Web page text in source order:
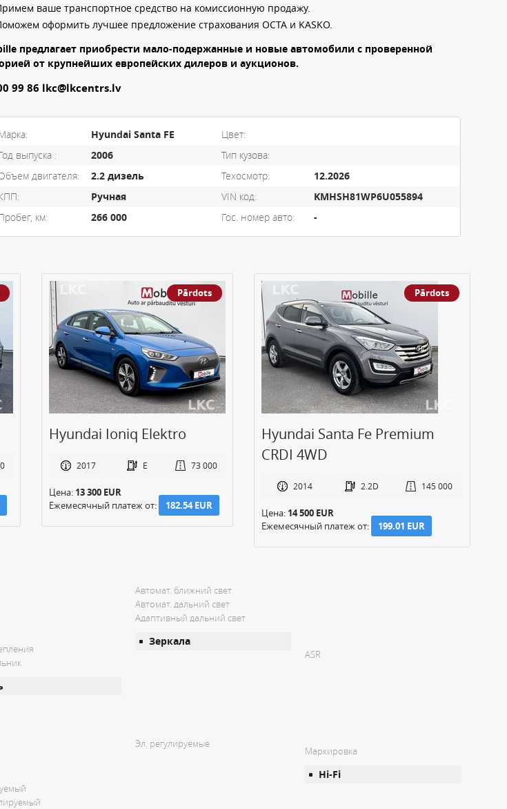
ваше транспортное средство на комиссионную продажу.
оформить лучшее предложение страхования OCTA и KASKO.
предлагает приобрести мало-подержанные и новые автомобили с проверенной
от крупнейших европейских дилеров и аукционов.
99 86 lkc@lkcentrs.lv
Hyundai Santa FE
Цвет:
выпуска :
2006
Тип кузова:
двигателя:
2.2 дизель Техосмотр:
12.2026
Ручная VIN код:
KMHSH81WP6U055894
км:
266 000 Гос. номер авто: -
Pārdots
Hyundai Ioniq Elektro
2017 E 73 000
Цена: 13 300 EUR
Ежемесячный платеж от:
182.54 EUR
Pārdots
Hyundai Santa Fe Premium
CRDI 4WD
2014 2.2D 145 000
Цена: 14 500 EUR
Ежемесячный платеж от:
199.01 EUR
Автомат. ближний свет
Автомат. дальний свет
Адаптивный дальний свет
Зеркала
Эл. регулируемые
ASR
Маркировка
Hi-Fi